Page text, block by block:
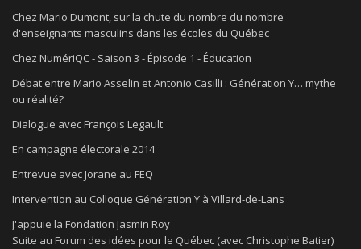
Chez Mario Dumont, sur la chute du nombre du nombre
d'enseignants masculins dans les écoles du Québec
Chez NumériQC - Saison 3 - Épisode 1 - Éducation
Débat entre Mario Asselin et Antonio Casilli : Génération Y… mythe
ou réalité?
Dialogue avec François Legault
En campagne électorale 2014
Entrevue avec Jorane au FEQ
Intervention au Colloque Génération Y à Villard-de-Lans
J'appuie la Fondation Jasmin Roy
Suite au Forum des idées pour le Québec (avec Christophe Batier)